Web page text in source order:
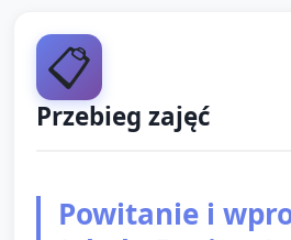
📋
Przebieg zajęć
Powitanie i